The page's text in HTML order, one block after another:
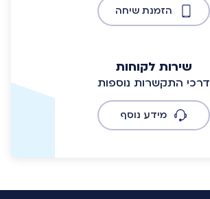
הזמנת שיחה
שירות לקוחות
דרכי התקשרות נוספות
מידע נוסף